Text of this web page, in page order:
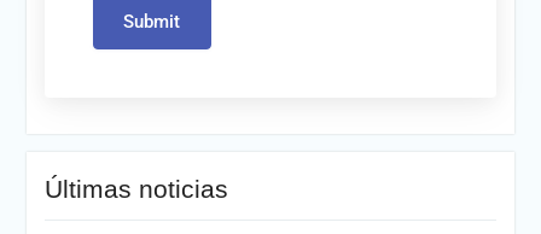
Submit
Últimas noticias